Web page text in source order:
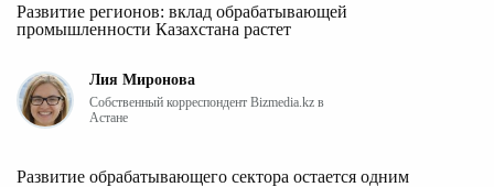
Развитие регионов: вклад обрабатывающей
промышленности Казахстана растет
Лия Миронова
Собственный корреспондент Bizmedia.kz в
Астане
Развитие обрабатывающего сектора остается одним